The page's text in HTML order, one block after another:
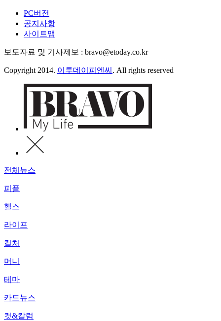
PC버전
공지사항
사이트맵
보도자료 및 기사제보 : bravo@etoday.co.kr
Copyright 2014. 이투데이피엔씨 . All rights reserved
전체뉴스
피플
헬스
라이프
컬처
머니
테마
카드뉴스
컷&칼럼